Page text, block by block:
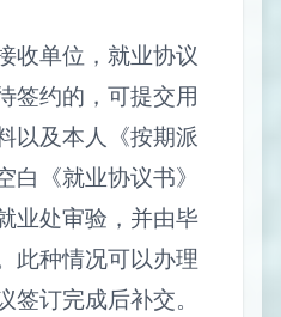
收单位，就业协议
签约的，可提交用
以及本人《按期派
白《就业协议书》
业处审验，并由毕
此种情况可以办理
签订完成后补交。